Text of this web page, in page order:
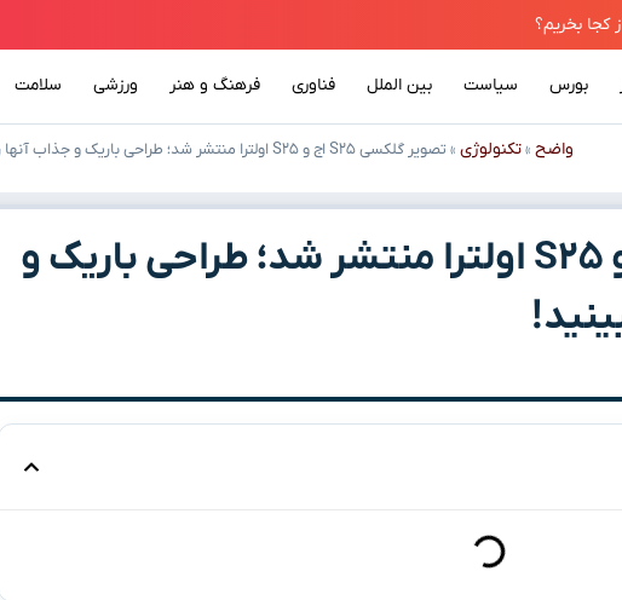
بورس سیاست بین الملل فناوری فرهنگ و هنر ورزشی سلامت
واضح »تکنولوژی » تصویر گلکسی S۲۵ اج و S۲۵ اولترا منتشر شد؛ طراحی باریک و جذاب آنها را از نزدیک ببینید!
تصویر گلکسی S۲۵ اج و S۲۵ اولترا منتشر شد؛ طراحی باریک و